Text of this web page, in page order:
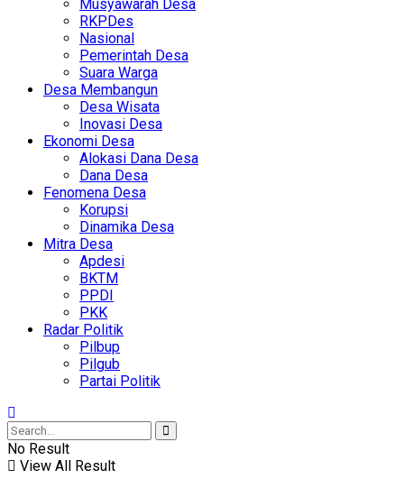
Musyawarah Desa
RKPDes
Nasional
Pemerintah Desa
Suara Warga
Desa Membangun
Desa Wisata
Inovasi Desa
Ekonomi Desa
Alokasi Dana Desa
Dana Desa
Fenomena Desa
Korupsi
Dinamika Desa
Mitra Desa
Apdesi
BKTM
PPDI
PKK
Radar Politik
Pilbup
Pilgub
Partai Politik
No Result
View All Result